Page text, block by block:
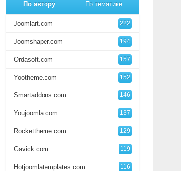
По автору По тематике
Joomlart.com 222
Joomshaper.com 194
Ordasoft.com 157
Yootheme.com 152
Smartaddons.com 146
Youjoomla.com 137
Rockettheme.com 129
Gavick.com 119
Hotjoomlatemplates.com 116